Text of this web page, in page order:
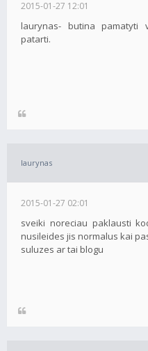
2015-01-27 12:01
laurynas- butina pamatyti
patarti.
laurynas
2015-01-27 02:01
sveiki noreciau paklausti
nusileides jis normalus kai
suluzes ar tai blogu